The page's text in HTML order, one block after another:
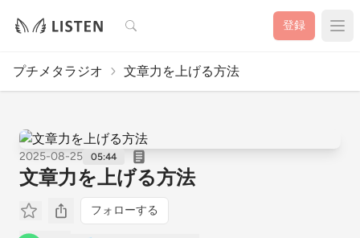
検索 登録
プチメタラジオ 文章力を上げる方法
2025-08-25 05:44
文章力を上げる方法
フォローする